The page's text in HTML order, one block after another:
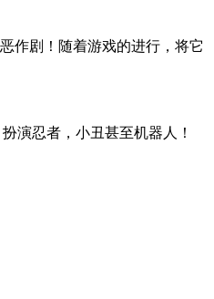
作剧！随着游戏的进行，将它
演忍者，小丑甚至机器人！